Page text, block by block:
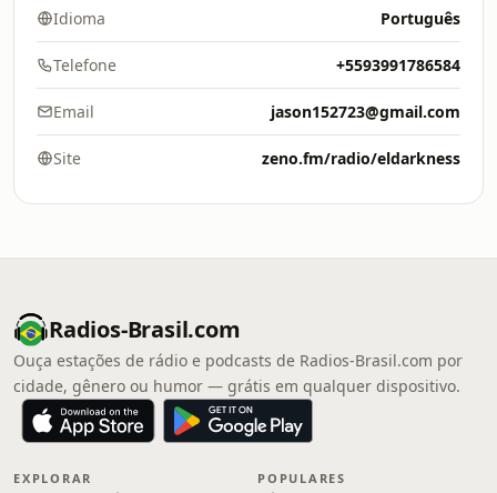
Idioma Português
Telefone +5593991786584
Email jason152723@gmail.com
Site zeno.fm/radio/eldarkness
Radios-Brasil.com
Ouça estações de rádio e podcasts de Radios-Brasil.com por
cidade, gênero ou humor — grátis em qualquer dispositivo.
EXPLORAR POPULARES